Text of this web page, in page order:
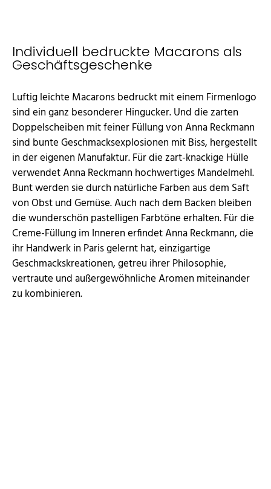
Individuell bedruckte Macarons als
Geschäftsgeschenke
Luftig leichte Macarons bedruckt mit einem Firmenlogo
sind ein ganz besonderer Hingucker. Und die zarten
Doppelscheiben mit feiner Füllung von Anna Reckmann
sind bunte Geschmacksexplosionen mit Biss, hergestellt
in der eigenen Manufaktur. Für die zart-knackige Hülle
verwendet Anna Reckmann hochwertiges Mandelmehl.
Bunt werden sie durch natürliche Farben aus dem Saft
von Obst und Gemüse. Auch nach dem Backen bleiben
die wunderschön pastelligen Farbtöne erhalten. Für die
Creme-Füllung im Inneren erfindet Anna Reckmann, die
ihr Handwerk in Paris gelernt hat, einzigartige
Geschmackskreationen, getreu ihrer Philosophie,
vertraute und außergewöhnliche Aromen miteinander
zu kombinieren.